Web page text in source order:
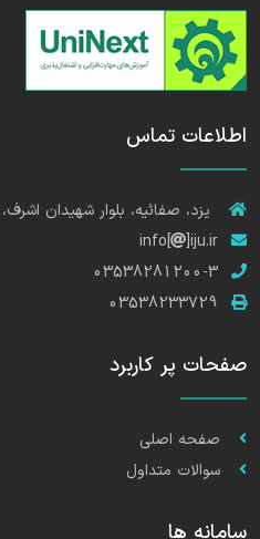
اطلاعات تماس
یزد، صفائیه، بلوار شهیدان
info[
]iju.ir
03538281200-3
03538233729
صفحات پر کاربرد
صفحه اصلی
سوالات متداول